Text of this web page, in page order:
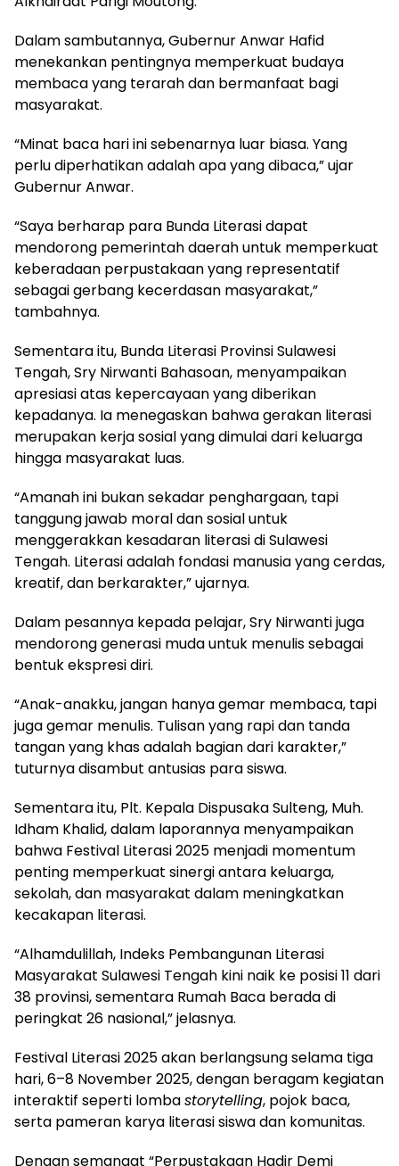
Dalam sambutannya, Gubernur Anwar Hafid
menekankan pentingnya memperkuat budaya
membaca yang terarah dan bermanfaat bagi
masyarakat.
“Minat baca hari ini sebenarnya luar biasa. Yang
perlu diperhatikan adalah apa yang dibaca,” ujar
Gubernur Anwar.
“Saya berharap para Bunda Literasi dapat
mendorong pemerintah daerah untuk memperkuat
keberadaan perpustakaan yang representatif
sebagai gerbang kecerdasan masyarakat,”
tambahnya.
Sementara itu, Bunda Literasi Provinsi Sulawesi
Tengah, Sry Nirwanti Bahasoan, menyampaikan
apresiasi atas kepercayaan yang diberikan
kepadanya. Ia menegaskan bahwa gerakan literasi
merupakan kerja sosial yang dimulai dari keluarga
hingga masyarakat luas.
“Amanah ini bukan sekadar penghargaan, tapi
tanggung jawab moral dan sosial untuk
menggerakkan kesadaran literasi di Sulawesi
Tengah. Literasi adalah fondasi manusia yang cerdas,
kreatif, dan berkarakter,” ujarnya.
Dalam pesannya kepada pelajar, Sry Nirwanti juga
mendorong generasi muda untuk menulis sebagai
bentuk ekspresi diri.
“Anak-anakku, jangan hanya gemar membaca, tapi
juga gemar menulis. Tulisan yang rapi dan tanda
tangan yang khas adalah bagian dari karakter,”
tuturnya disambut antusias para siswa.
Sementara itu, Plt. Kepala Dispusaka Sulteng, Muh.
Idham Khalid, dalam laporannya menyampaikan
bahwa Festival Literasi 2025 menjadi momentum
penting memperkuat sinergi antara keluarga,
sekolah, dan masyarakat dalam meningkatkan
kecakapan literasi.
“Alhamdulillah, Indeks Pembangunan Literasi
Masyarakat Sulawesi Tengah kini naik ke posisi 11 dari
38 provinsi, sementara Rumah Baca berada di
peringkat 26 nasional,” jelasnya.
Festival Literasi 2025 akan berlangsung selama tiga
hari, 6–8 November 2025, dengan beragam kegiatan
interaktif seperti lombastorytelling, pojok baca,
serta pameran karya literasi siswa dan komunitas.
Dengan semangat “Perpustakaan Hadir Demi